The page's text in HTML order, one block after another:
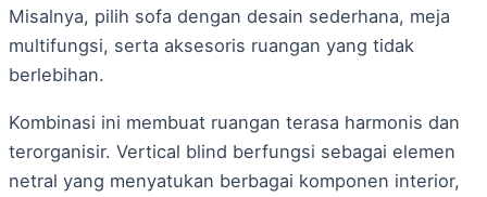
Misalnya, pilih sofa dengan desain sederhana, meja
multifungsi, serta aksesoris ruangan yang tidak
berlebihan.
Kombinasi ini membuat ruangan terasa harmonis dan
terorganisir. Vertical blind berfungsi sebagai elemen
netral yang menyatukan berbagai komponen interior,